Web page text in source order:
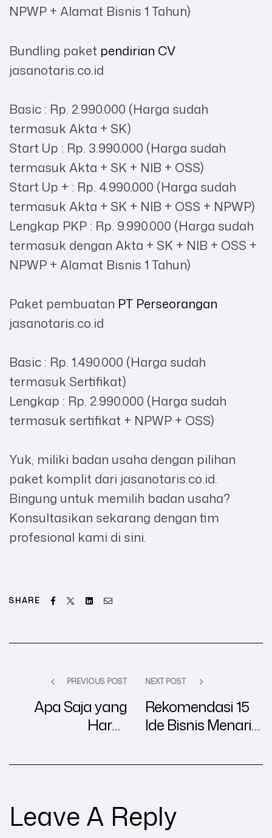
NPWP + Alamat Bisnis 1 Tahun)
Bundling paket pendirian CV
jasanotaris.co.id
Basic : Rp. 2.990.000 (Harga sudah
termasuk Akta + SK)
Start Up : Rp. 3.990.000 (Harga sudah
termasuk Akta + SK + NIB + OSS)
Start Up + : Rp. 4.990.000 (Harga sudah
termasuk Akta + SK + NIB + OSS + NPWP)
Lengkap PKP : Rp. 9.990.000 (Harga sudah
termasuk dengan Akta + SK + NIB + OSS +
NPWP + Alamat Bisnis 1 Tahun)
Paket pembuatan PT Perseorangan
jasanotaris.co.id
Basic : Rp. 1.490.000 (Harga sudah
termasuk Sertifikat)
Lengkap : Rp. 2.990.000 (Harga sudah
termasuk sertifikat + NPWP + OSS)
Yuk, miliki badan usaha dengan pilihan
paket komplit dari jasanotaris.co.id.
Bingung untuk memilih badan usaha?
Konsultasikan sekarang dengan tim
profesional kami di sini.
SHARE Facebook
Twitter LinkedinEmail
PREVIOUS POST
Apa Saja yang
Harus
Untuk
NEXT POST
Rekomendasi 15
Ide Bisnis Menarik
Tangga
Leave A Reply